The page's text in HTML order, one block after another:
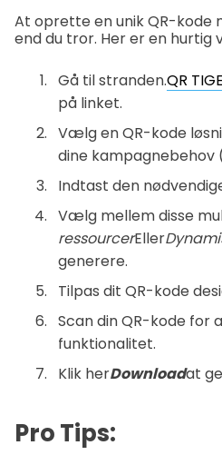
At oprette en unik QR-kode
end du tror. Her er en hurtig
Gå til stranden.QR
på linket.
Vælg en QR-kode
dine kampagnebehov
Indtast den
Vælg mellem disse
ressourcerEller
generere.
Tilpas dit QR-kode
Scan din QR-kode for
funktionalitet.
Klik herDownloadat
Pro Tips: